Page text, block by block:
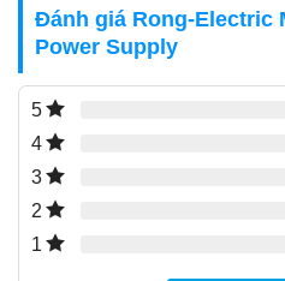
Đánh giá Rong-Electric
Power Supply
5
4
3
2
1